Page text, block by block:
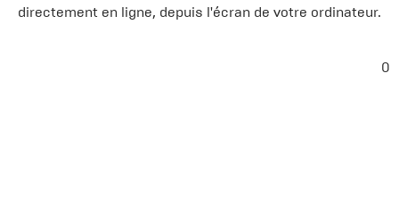
directement en ligne, depuis l'écran de votre ordinateur.
0